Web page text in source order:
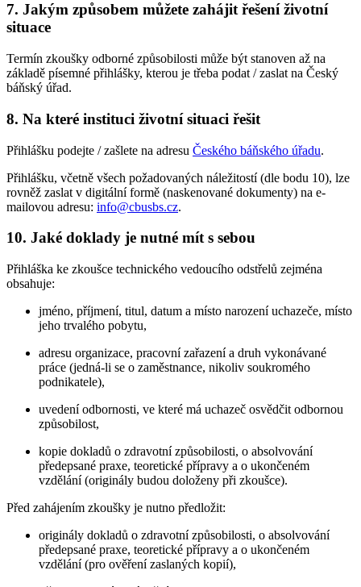
7. Jakým způsobem můžete zahájit řešení životní
situace
Termín zkoušky odborné způsobilosti může být stanoven až na
základě písemné přihlášky, kterou je třeba podat / zaslat na Český
báňský úřad.
8. Na které instituci životní situaci řešit
Přihlášku podejte / zašlete na adresu Českého báňského úřadu.
Přihlášku, včetně všech požadovaných náležitostí (dle bodu 10), lze
rovněž zaslat v digitální formě (naskenované dokumenty) na e-
mailovou adresu: info@cbusbs.cz.
10. Jaké doklady je nutné mít s sebou
Přihláška ke zkoušce technického vedoucího odstřelů zejména
obsahuje:
jméno, příjmení, titul, datum a místo narození uchazeče, místo
jeho trvalého pobytu,
adresu organizace, pracovní zařazení a druh vykonávané
práce (jedná-li se o zaměstnance, nikoliv soukromého
podnikatele),
uvedení odbornosti, ve které má uchazeč osvědčit odbornou
způsobilost,
kopie dokladů o zdravotní způsobilosti, o absolvování
předepsané praxe, teoretické přípravy a o ukončeném
vzdělání (originály budou doloženy při zkoušce).
Před zahájením zkoušky je nutno předložit:
originály dokladů o zdravotní způsobilosti, o absolvování
předepsané praxe, teoretické přípravy a o ukončeném
vzdělání (pro ověření zaslaných kopií),